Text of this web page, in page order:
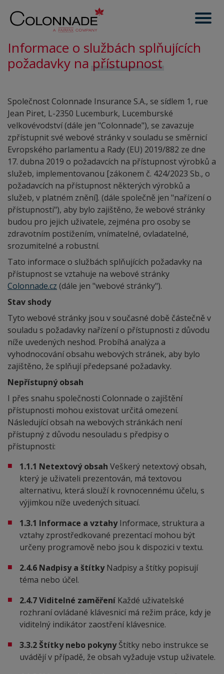
Informace o službách splňujících
požadavky na přístupnost
Společnost Colonnade Insurance S.A., se sídlem 1, rue
Jean Piret, L-2350 Lucemburk, Lucemburské
velkovévodství (dále jen "Colonnade"), se zavazuje
zpřístupnit své webové stránky v souladu se směrnicí
Evropského parlamentu a Rady (EU) 2019/882 ze dne
17. dubna 2019 o požadavcích na přístupnost výrobků a
služeb, implementovanou [zákonem č. 424/2023 Sb., o
požadavcích na přístupnost některých výrobků a
služeb, v platném znění]. (dále společně jen "nařízení o
přístupnosti"), aby bylo zajištěno, že webové stránky
budou pro jejich uživatele, zejména pro osoby se
zdravotním postižením, vnímatelné, ovladatelné,
srozumitelné a robustní.
Tato informace o službách splňujících požadavky na
přístupnost se vztahuje na webové stránky
Colonnade.cz (dále jen "webové stránky").
Stav shody
Tyto webové stránky jsou v současné době částečně v
souladu s požadavky nařízení o přístupnosti z důvodu
níže uvedených neshod. Probíhá analýza a
vyhodnocování obsahu webových stránek, aby bylo
zajištěno, že splňují předepsané požadavky.
Nepřístupný obsah
I přes snahu společnosti Colonnade o zajištění
přístupnosti mohou existovat určitá omezení.
Následující obsah na webových stránkách není
přístupný z důvodu nesouladu s předpisy o
přístupnosti:
1.1.1 Netextový obsah Veškerý netextový obsah,
který je uživateli prezentován, má textovou
alternativu, která slouží k rovnocennému účelu, s
výjimkou níže uvedených situací.
1.3.1 Informace a vztahyInformace, struktura a
vztahy zprostředkované prezentací mohou být
určeny programově nebo jsou k dispozici v textu.
2.4.6 Nadpisy a štítkyNadpisy a štítky popisují
téma nebo účel.
2.4.7 Viditelné zaměření Každé uživatelské
rozhraní ovládané klávesnicí má režim práce, kdy je
viditelný indikátor zaostření klávesnice.
3.3.2 Štítky nebo pokynyŠtítky nebo instrukce se
uvádějí v případě, že obsah vyžaduje vstup uživatele.